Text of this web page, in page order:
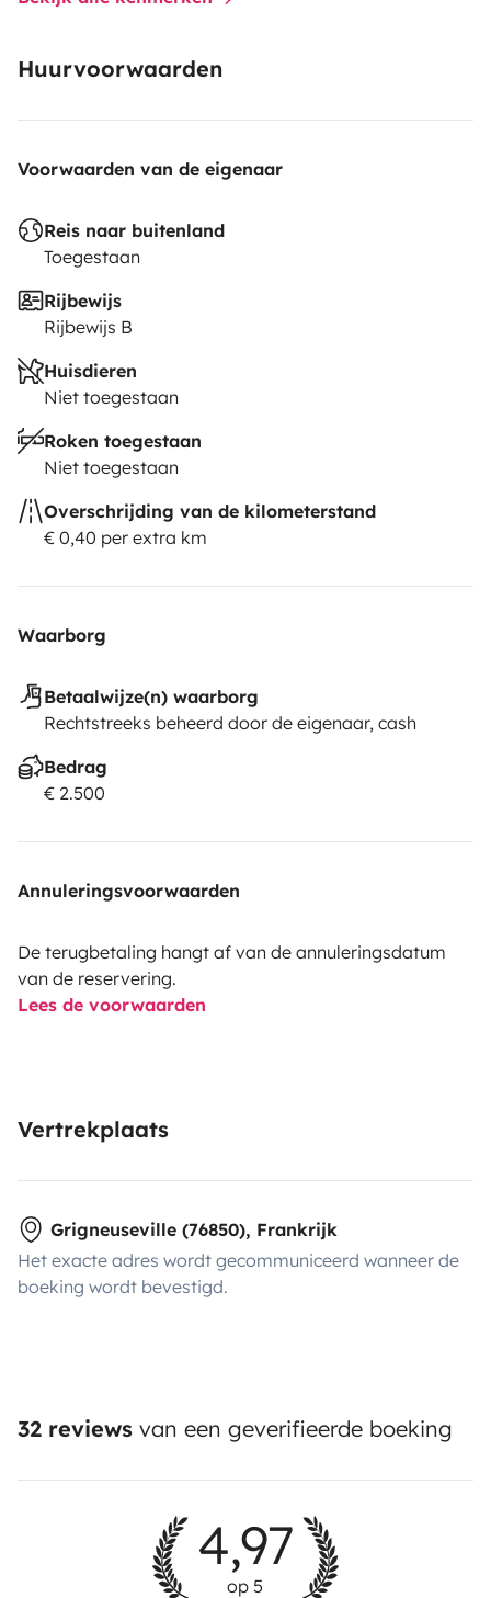
Huurvoorwaarden
Voorwaarden van de eigenaar
Reis naar buitenland
Toegestaan
Rijbewijs
Rijbewijs B
Huisdieren
Niet toegestaan
Roken toegestaan
Niet toegestaan
Overschrijding van de kilometerstand
€ 0,40 per extra km
Waarborg
Betaalwijze(n) waarborg
Rechtstreeks beheerd door de eigenaar, cash
Bedrag
€ 2.500
Annuleringsvoorwaarden
De terugbetaling hangt af van de annuleringsdatum
van de reservering.
Lees de voorwaarden
Vertrekplaats
Grigneuseville (76850), Frankrijk
Het exacte adres wordt gecommuniceerd wanneer de
boeking wordt bevestigd.
32 reviews van een geverifieerde boeking
4,97
op 5